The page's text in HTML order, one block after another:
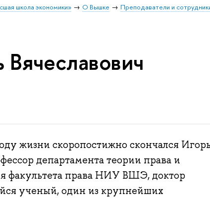
школа экономики» О Вышке Преподаватели и
жизни скоропостижно скончался Игорь
департамента теории права и
факультета права НИУ ВШЭ, доктор
ученый, один из крупнейших